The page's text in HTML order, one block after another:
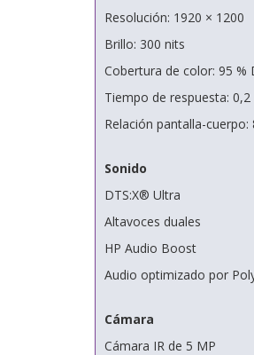
Resolución: 1920 × 1200
Brillo: 300 nits
Cobertura de color: 95 %
Tiempo de respuesta: 0,2
Relación pantalla-cuerpo:
Sonido
DTS:X® Ultra
Altavoces duales
HP Audio Boost
Audio optimizado por
Cámara
Cámara IR de 5 MP